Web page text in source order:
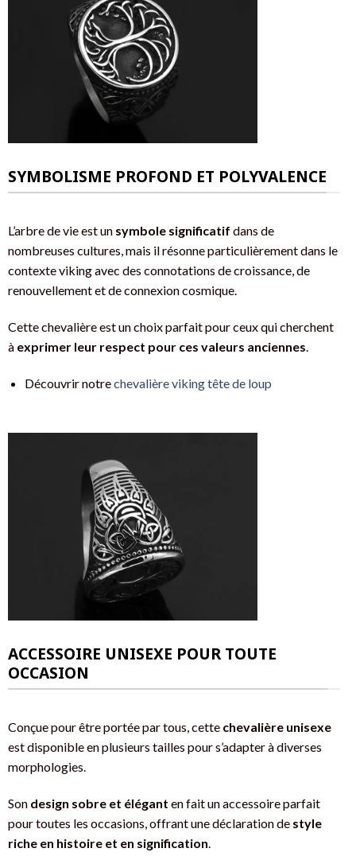
SYMBOLISME PROFOND ET POLYVALENCE
L’arbre de vie est un symbole significatif dans de
nombreuses cultures, mais il résonne particulièrement dans le
contexte viking avec des connotations de croissance, de
renouvellement et de connexion cosmique.
Cette chevalière est un choix parfait pour ceux qui cherchent
à exprimer leur respect pour ces valeurs anciennes
Découvrir notrechevalière viking tête de loup
ACCESSOIRE UNISEXE POUR TOUTE
OCCASION
Conçue pour être portée par tous, cette chevalière unisexe
est disponible en plusieurs tailles pour s’adapter à diverses
morphologies.
Son design sobre et élégant en fait un accessoire parfait
pour toutes les occasions, offrant une déclaration de style
riche en histoire et en signification